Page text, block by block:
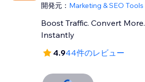
開発元： Marketing & SEO Tools
Boost Traffic. Convert More.
Instantly
4.944件のレビュー